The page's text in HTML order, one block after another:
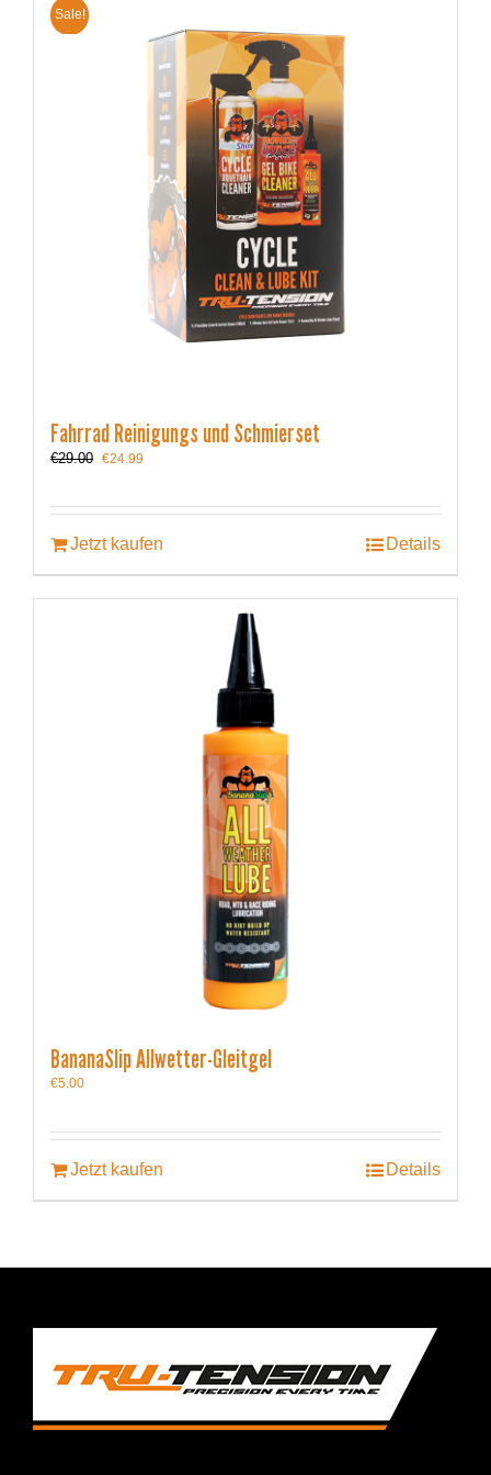
Sale!
Fahrrad Reinigungs und Schmierset
€29.00 Ursprünglicher
€29.00
€24.99
€24.99.
Jetzt kaufen Details
BananaSlip Allwetter-Gleitgel
€5.00
Jetzt kaufen Details